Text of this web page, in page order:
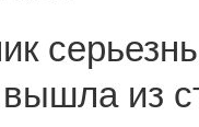
из